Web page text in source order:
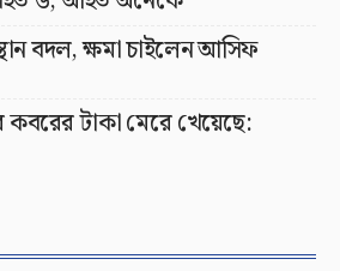
বদল, ক্ষমা চাইলেন আসিফ
কবরের টাকা মেরে খেয়েছে: